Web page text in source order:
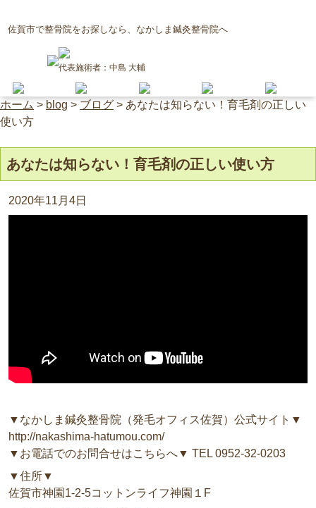
佐賀市で整骨院をお探しなら、なかしま鍼灸整骨院へ
代表施術者：中島 大輔
ホーム > blog > ブログ> あなたは知らない！育毛剤の正しい
使い方
あなたは知らない！育毛剤の正しい使い方
2020年11月4日
▼なかしま鍼灸整骨院（発毛オフィス佐賀）公式サイト▼
http://nakashima-hatumou.com/
▼お電話でのお問合せはこちらへ▼ TEL 0952-32-0203
▼住所▼
佐賀市神園1-2-5コットンライフ神園１F